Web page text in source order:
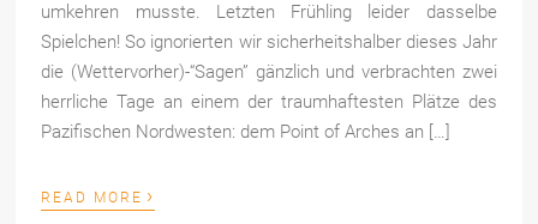
umkehren musste. Letzten Frühling leider dasselbe
Spielchen! So ignorierten wir sicherheitshalber dieses Jahr
die (Wettervorher)-“Sagen” gänzlich und verbrachten zwei
herrliche Tage an einem der traumhaftesten Plätze des
Pazifischen Nordwesten: dem Point of Arches an […]
READ MORE ›